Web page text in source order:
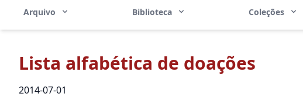
Arquivo Biblioteca Coleções
Lista alfabética de doações
2014-07-01